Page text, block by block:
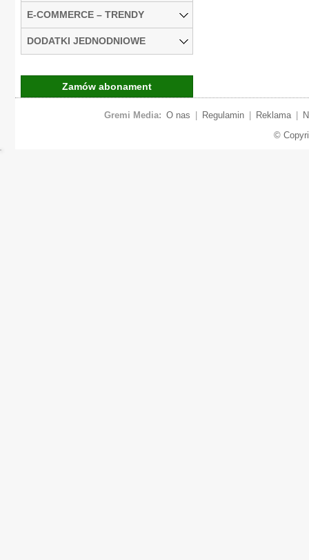
E-COMMERCE – TRENDY
DODATKI JEDNODNIOWE
Zamów abonament
Gremi Media: O nas Regulamin Reklama
©